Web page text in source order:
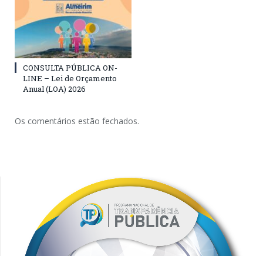
CONSULTA PÚBLICA ON-
LINE – Lei de Orçamento
Anual (LOA) 2026
Os comentários estão fechados.